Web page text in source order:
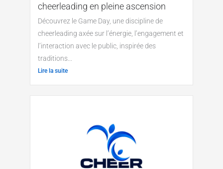
cheerleading en pleine ascension
Découvrez le Game Day, une discipline de
cheerleading axée sur l’énergie, l’engagement et
l’interaction avec le public, inspirée des
traditions...
Lire la suite